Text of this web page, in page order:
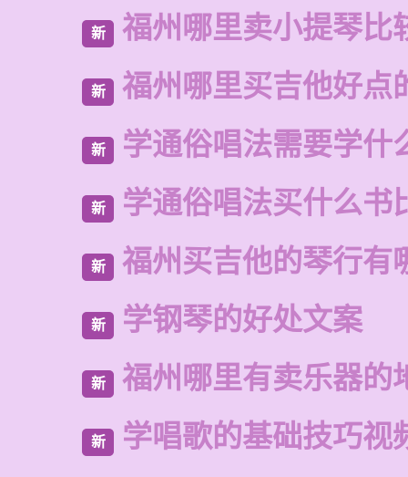
新 福州哪里卖小提琴比
新 福州哪里买吉他好点
新 学通俗唱法需要学什
新 学通俗唱法买什么书
新 福州买吉他的琴行有
新 学钢琴的好处文案
新 福州哪里有卖乐器的
新 学唱歌的基础技巧视